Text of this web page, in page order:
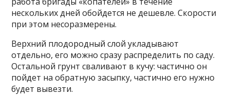
нескольких дней обойдется не дешевле. Скорости
при этом несоразмерены.
Верхний плодородный слой укладывают
отдельно, его можно сразу распределить по саду.
Остальной грунт сваливают в кучу: частично он
пойдет на обратную засыпку, частично его нужно
будет вывезти.